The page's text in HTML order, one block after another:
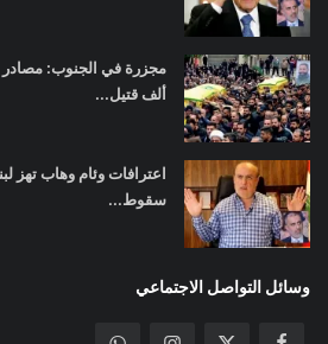
ألف قتيل...
اعترافات وئام وهاب تهز
سقوط...
وسائل التواصل الاجتماعي